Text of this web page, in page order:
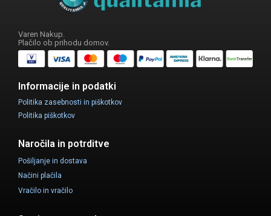
Varen Nakup.
Plačilo ob prihodu domov.
Informacije in podatki
Politika zasebnosti in piškotkov
Politika piškotkov
Naročila in potrditve
Pošiljanje in dostava
Načini plačila
Vračilo in vračilo